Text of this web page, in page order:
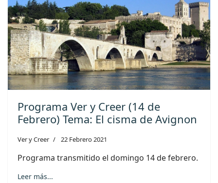
Programa Ver y Creer (14 de
Febrero) Tema: El cisma de Avignon
Ver y Creer 22 Febrero 2021
Programa transmitido el domingo 14 de febrero.
Leer más...